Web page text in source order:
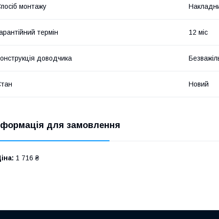
монтажу
термін 12 міс
доводчика
Новий
для замовлення
1 716 ₴